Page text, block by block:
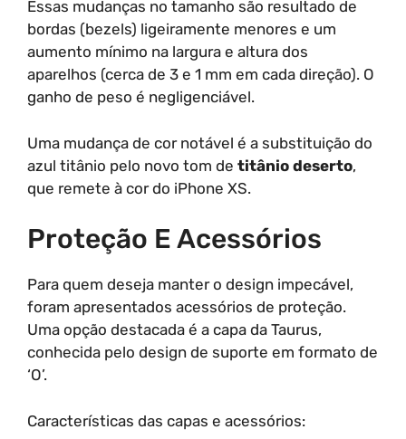
Essas mudanças no tamanho são resultado de
bordas (bezels) ligeiramente menores e um
aumento mínimo na largura e altura dos
aparelhos (cerca de 3 e 1 mm em cada direção). O
ganho de peso é negligenciável.
Uma mudança de cor notável é a substituição do
azul titânio pelo novo tom de titânio deserto,
que remete à cor do iPhone XS.
Proteção E Acessórios
Para quem deseja manter o design impecável,
foram apresentados acessórios de proteção.
Uma opção destacada é a capa da Taurus,
conhecida pelo design de suporte em formato de
‘O’.
Características das capas e acessórios: